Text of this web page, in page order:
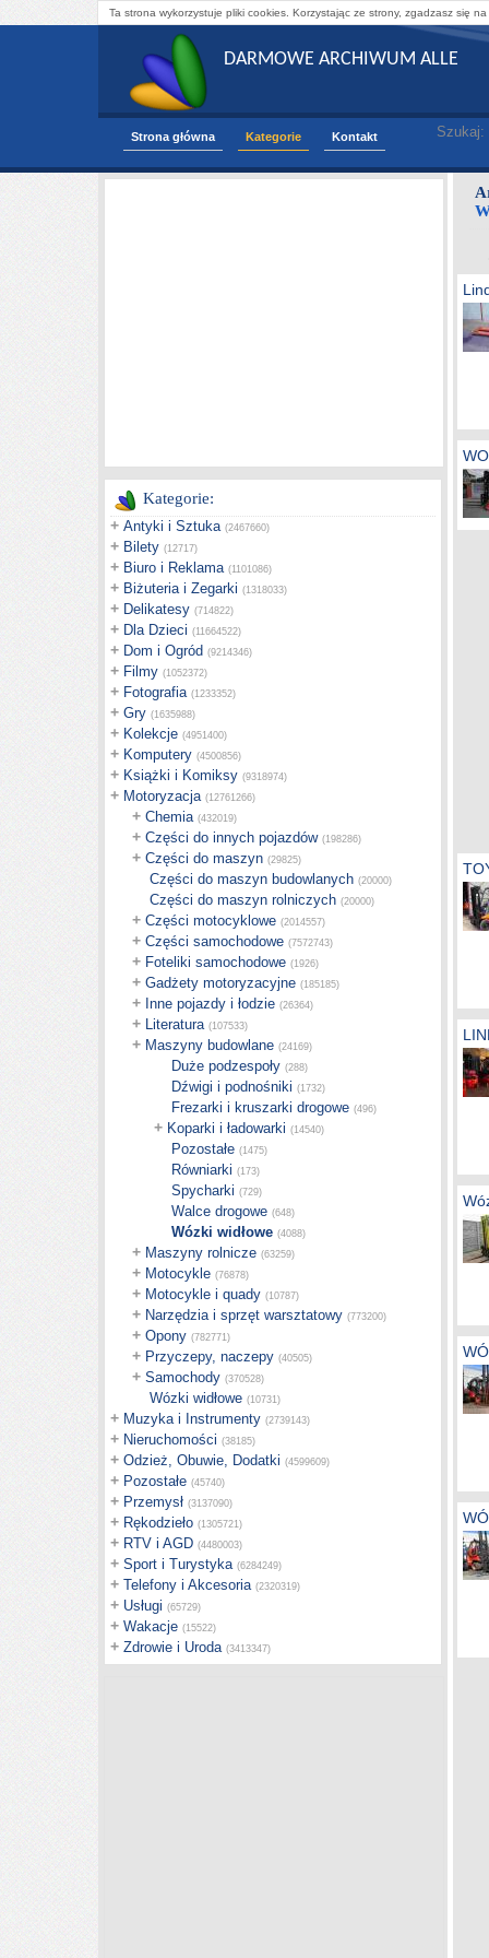
Ta strona wykorzystuje pliki cookies. Korzystając ze strony, zgadzasz się
DARMOWE ARCHIWUM ALLE
Strona główna Kategorie Kontakt Szukaj:
Kategorie:
+ Antyki i Sztuka (2467660)
+ Bilety (12717)
+ Biuro i Reklama (1101086)
+ Biżuteria i Zegarki (1318033)
+ Delikatesy (714822)
+ Dla Dzieci (11664522)
+ Dom i Ogród (9214346)
+ Filmy (1052372)
+ Fotografia (1233352)
+ Gry (1635988)
+ Kolekcje (4951400)
+ Komputery (4500856)
+ Książki i Komiksy (9318974)
+ Motoryzacja (12761266)
+ Chemia (432019)
+ Części do innych pojazdów (198286)
+ Części do maszyn (29825)
Części do maszyn budowlanych (20000)
Części do maszyn rolniczych (20000)
+ Części motocyklowe (2014557)
+ Części samochodowe (7572743)
+ Foteliki samochodowe (1926)
+ Gadżety motoryzacyjne (185185)
+ Inne pojazdy i łodzie (26364)
+ Literatura (107533)
+ Maszyny budowlane (24169)
Duże podzespoły (288)
Dźwigi i podnośniki (1732)
Frezarki i kruszarki drogowe (496)
+ Koparki i ładowarki (14540)
Pozostałe (1475)
Równiarki (173)
Spycharki (729)
Walce drogowe (648)
Wózki widłowe (4088)
+ Maszyny rolnicze (63259)
+ Motocykle (76878)
+ Motocykle i quady (10787)
+ Narzędzia i sprzęt warsztatowy (773200)
+ Opony (782771)
+ Przyczepy, naczepy (40505)
+ Samochody (370528)
Wózki widłowe (10731)
+ Muzyka i Instrumenty (2739143)
+ Nieruchomości (38185)
+ Odzież, Obuwie, Dodatki (4599609)
+ Pozostałe (45740)
+ Przemysł (3137090)
+ Rękodzieło (1305721)
+ RTV i AGD (4480003)
+ Sport i Turystyka (6284249)
+ Telefony i Akcesoria (2320319)
+ Usługi (65729)
+ Wakacje (15522)
+ Zdrowie i Uroda (3413347)